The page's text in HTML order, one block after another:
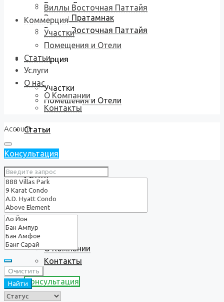
Виллы Джомтьен
Виллы Пратамнак
Виллы Восточная Паттайя
Коммерция
Участки
Помещения и Отели
Статьи
Услуги
О нас
О Компании
Контакты
Консультация
Виллы Восточная Паттайя
Коммерция
Участки
Помещения и Отели
Статьи
Услуги
О нас
О Компании
Контакты
Account
Консультация
Очистить
Найти